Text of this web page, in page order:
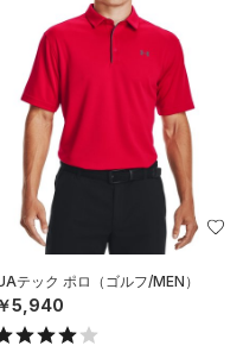
テック ポロ（ゴルフ/MEN）
￥5,940